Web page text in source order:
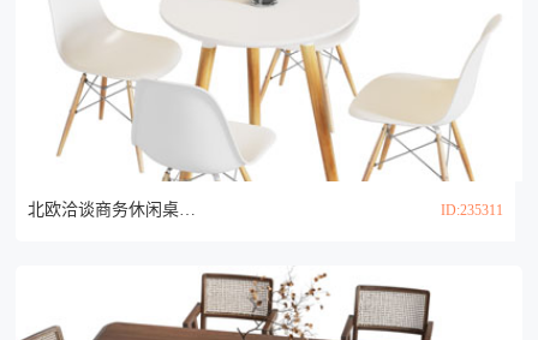
北欧洽谈商务休闲桌椅组合3d模型 ID:235311